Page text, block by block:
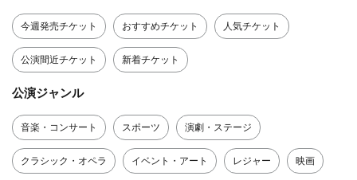
今週発売チケット おすすめチケット 人気チケット
公演間近チケット 新着チケット
公演ジャンル
音楽・コンサート スポーツ 演劇・ステージ
クラシック・オペラ イベント・アート レジャー 映画